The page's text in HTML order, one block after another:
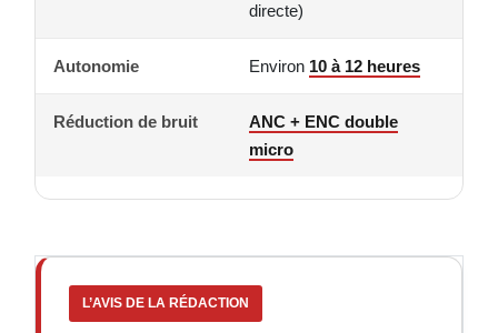
directe)
Autonomie Environ 10 à 12 heures
Réduction de bruit
ANC + ENC double
micro
L’AVIS DE LA RÉDACTION